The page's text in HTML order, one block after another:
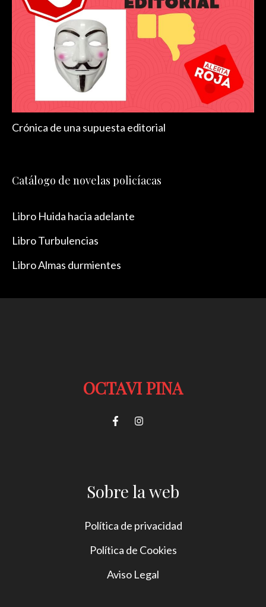
Crónica de una supuesta editorial
Catálogo de novelas policíacas
Libro Huida hacia adelante
Libro Turbulencias
Libro Almas durmientes
OCTAVI PINA
Sobre la web
Política de privacidad
Política de Cookies
Aviso Legal